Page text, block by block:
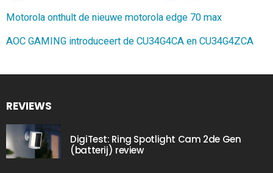
Motorola onthult de nieuwe motorola edge 70 max
AOC GAMING introduceert de CU34G4CA en CU34G4ZCA
REVIEWS
DigiTest: Ring Spotlight Cam 2de Gen
(batterij) review